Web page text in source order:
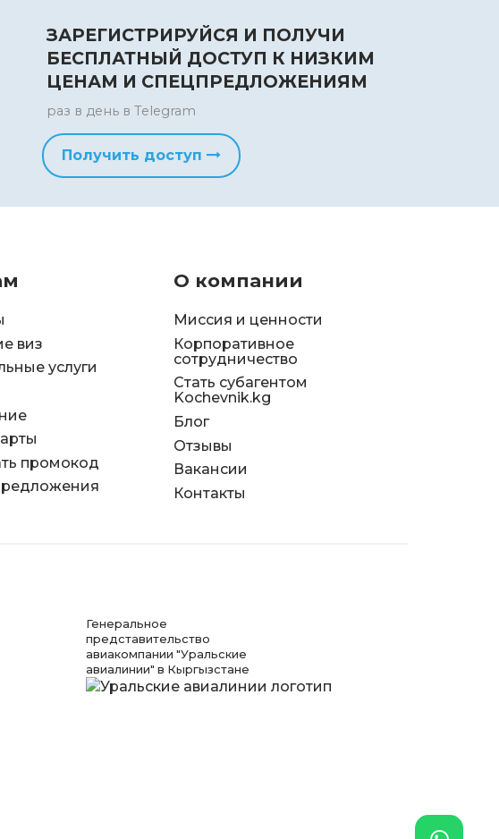
ЗАРЕГИСТРИРУЙСЯ И ПОЛУЧИ
БЕСПЛАТНЫЙ ДОСТУП К НИЗКИМ
ЦЕНАМ И СПЕЦПРЕДЛОЖЕНИЯМ
раз в день в Telegram
Получить доступ
виз
услуги
промокод
О компании
Миссия и ценности
Корпоративное
сотрудничество
Стать субагентом
Kochevnik.kg
Блог
Отзывы
Вакансии
Контакты
Генеральное
представительство
авиакомпании "Уральские
авиалинии" в Кыргызстане